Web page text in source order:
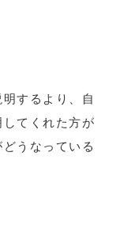
するより、自
てくれた方が
うなっている